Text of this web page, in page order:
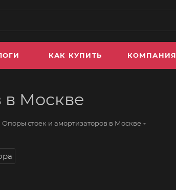
КАК КУПИТЬ КОМПАНИЯ
в Москве
Опоры стоек и амортизаторов в Москве